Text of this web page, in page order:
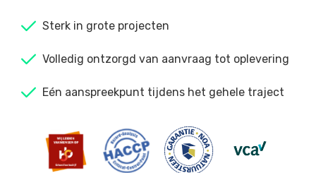
Sterk in grote projecten
Volledig ontzorgd van aanvraag tot oplevering
Eén aanspreekpunt tijdens het gehele traject